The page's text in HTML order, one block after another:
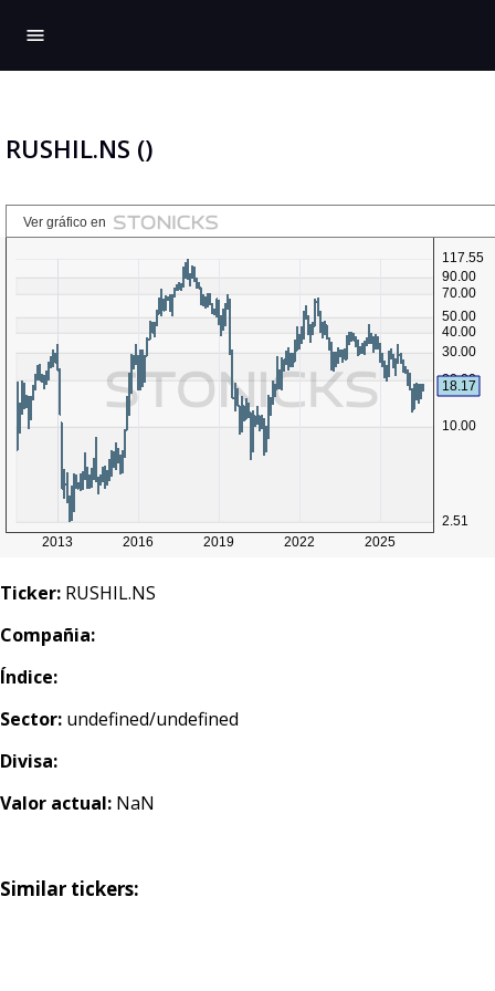
menu
RUSHIL.NS ()
Ticker: RUSHIL.NS
Compañia:
Índice:
Sector: undefined/undefined
Divisa:
Valor actual: NaN
Similar tickers: